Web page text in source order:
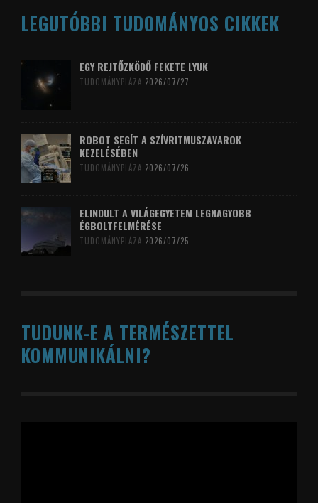
LEGUTÓBBI TUDOMÁNYOS CIKKEK
EGY REJTŐZKÖDŐ FEKETE LYUK
TUDOMÁNYPLÁZA 2026/07/27
ROBOT SEGÍT A SZÍVRITMUSZAVAROK
KEZELÉSÉBEN
TUDOMÁNYPLÁZA 2026/07/26
ELINDULT A VILÁGEGYETEM LEGNAGYOBB
ÉGBOLTFELMÉRÉSE
TUDOMÁNYPLÁZA 2026/07/25
TUDUNK-E A TERMÉSZETTEL
KOMMUNIKÁLNI?